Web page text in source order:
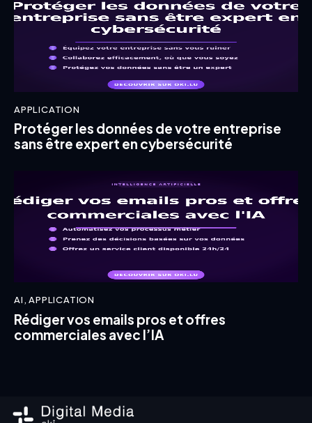
APPLICATION
Protéger les données de votre entreprise
sans être expert en cybersécurité
AI ,APPLICATION
Rédiger vos emails pros et offres
commerciales avec l’IA